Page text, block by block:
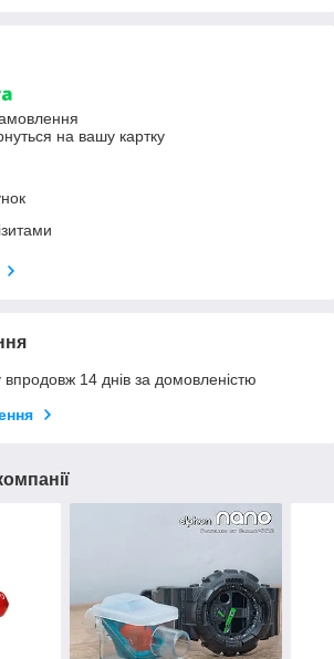
на вашу картку
14 днів за домовленістю